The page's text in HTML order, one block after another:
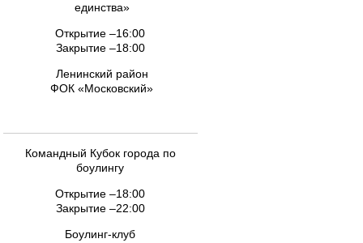
единства»
Открытие –16:00
Закрытие –18:00
Ленинский район
ФОК «Московский»
Командный Кубок города по
боулингу
Открытие –18:00
Закрытие –22:00
Боулинг-клуб